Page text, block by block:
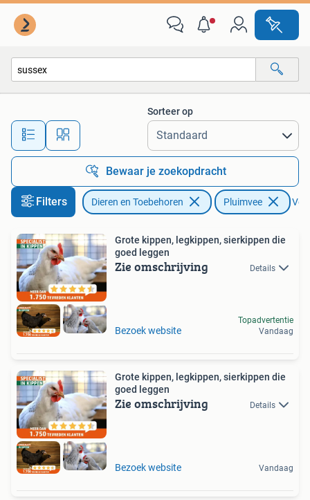
Alle afstanden…
Sorteer op
Bewaar je zoekopdracht
Filters Dieren en Toebehoren Pluimvee
Grote kippen, legkippen, sierkippen die
goed leggen
Zie omschrijving Details
Bezoek website
Topadvertentie
Vandaag
Grote kippen, legkippen, sierkippen die
goed leggen
Zie omschrijving Details
Bezoek website Vandaag